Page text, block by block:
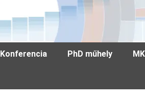
Konferencia PhD műhely